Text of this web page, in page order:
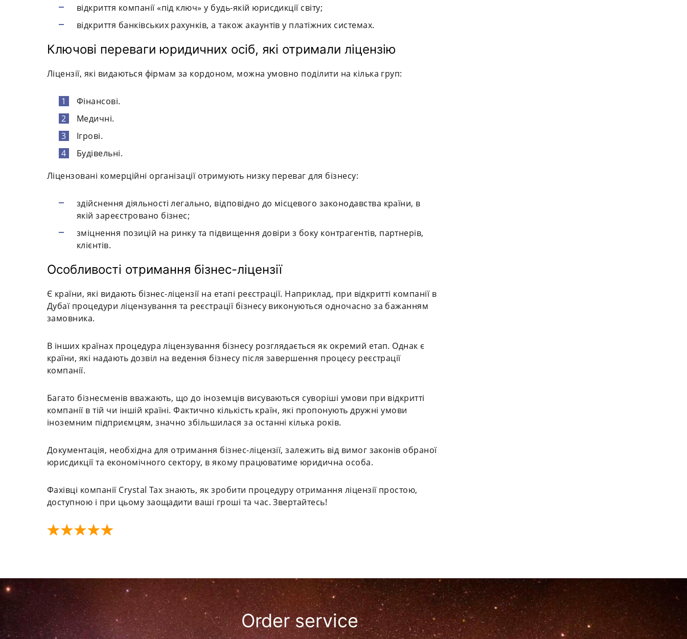
відкриття компанії «під ключ» у будь-якій юрисдикції світу;
відкриття банківських рахунків, а також акаунтів у платіжних системах.
Ключові переваги юридичних осіб, які отримали ліцензію
Ліцензії, які видаються фірмам за кордоном, можна умовно поділити на кілька груп:
Фінансові.
Медичні.
Ігрові.
Будівельні.
Ліцензовані комерційні організації отримують низку переваг для бізнесу:
здійснення діяльності легально, відповідно до місцевого законодавства країни, в
якій зареєстровано бізнес;
зміцнення позицій на ринку та підвищення довіри з боку контрагентів, партнерів,
клієнтів.
Особливості отримання бізнес-ліцензії
Є країни, які видають бізнес-ліцензії на етапі реєстрації. Наприклад, при відкритті компанії в
Дубаї процедури ліцензування та реєстрації бізнесу виконуються одночасно за бажанням
замовника.
В інших країнах процедура ліцензування бізнесу розглядається як окремий етап. Однак є
країни, які надають дозвіл на ведення бізнесу після завершення процесу реєстрації
компанії.
Багато бізнесменів вважають, що до іноземців висуваються суворіші умови при відкритті
компанії в тій чи іншій країні. Фактично кількість країн, які пропонують дружні умови
іноземним підприємцям, значно збільшилася за останні кілька років.
Документація, необхідна для отримання бізнес-ліцензії, залежить від вимог законів обраної
юрисдикції та економічного сектору, в якому працюватиме юридична особа.
Фахівці компанії Crystal Tax знають, як зробити процедуру отримання ліцензії простою,
доступною і при цьому заощадити ваші гроші та час. Звертайтесь!
Order service